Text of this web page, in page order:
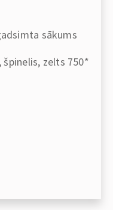
sākums
zelts 750*